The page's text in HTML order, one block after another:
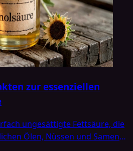
zur essenziellen
ungesättigte Fettsäure, die
Ölen, Nüssen und Samen